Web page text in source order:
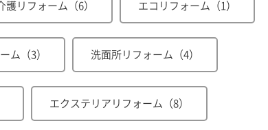
護リフォーム（6） エコリフォーム（1）
ム（3） 洗面所リフォーム（4）
エクステリアリフォーム（8）